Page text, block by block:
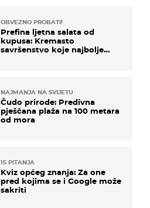
OBVEZNO PROBATI!
Prefina ljetna salata od
kupusa: Kremasto
savršenstvo koje najbolje
NAJMANJA NA SVIJETU
Čudo prirode: Predivna
pješčana plaža na 100 metara
od mora
15 PITANJA
Kviz općeg znanja: Za one
pred kojima se i Google može
sakriti